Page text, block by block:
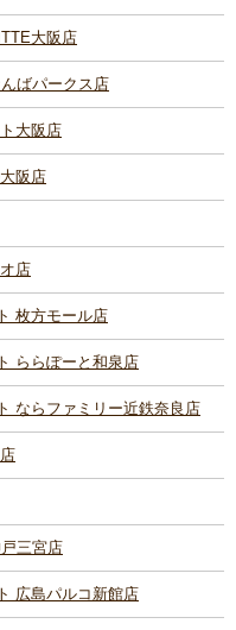
大阪店
ばパークス店
大阪店
阪店
店
枚方モール店
ららぽーと和泉店
ならファミリー近鉄奈良店
三宮店
広島パルコ新館店